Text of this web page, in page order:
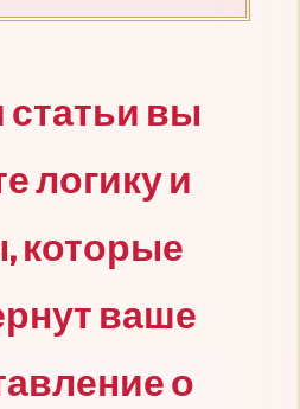
статьи вы
логику и
которые
ваше
о